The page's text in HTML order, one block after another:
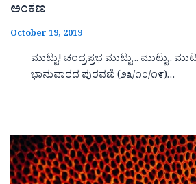
ಅಂಕಣ
October 19, 2019
ಮುಟ್ಟು! ಚಂದ್ರಪ್ರಭ ಮುಟ್ಟು .. ಮುಟ್ಟು..
ಭಾನುವಾರದ ಪುರವಣಿ (೨೩/೧೦/೧೯)…